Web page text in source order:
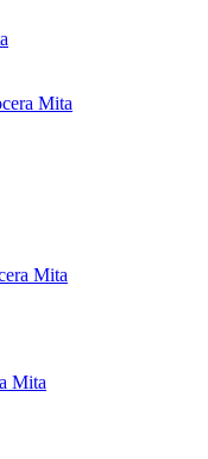
Mita
Mita
Mita